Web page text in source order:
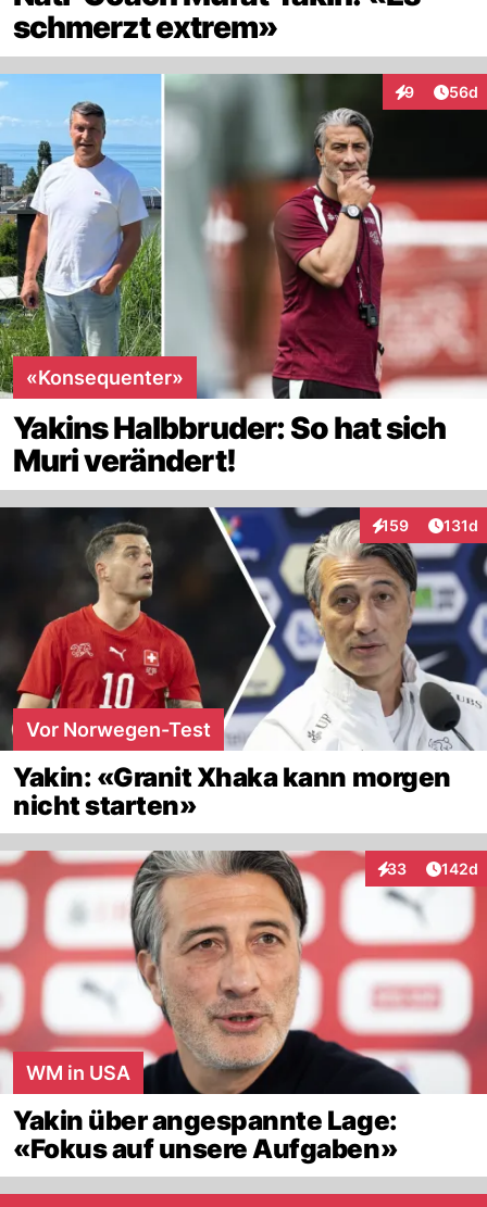
schmerzt extrem»
9
Interaktionen
56d
«Konsequenter»
Yakins Halbbruder: So hat sich
Muri verändert!
159
Interaktionen131d
Vor Norwegen-Test
Yakin: «Granit Xhaka kann morgen
nicht starten»
33
Interaktionen
142d
WM in USA
Yakin über angespannte Lage:
«Fokus auf unsere Aufgaben»